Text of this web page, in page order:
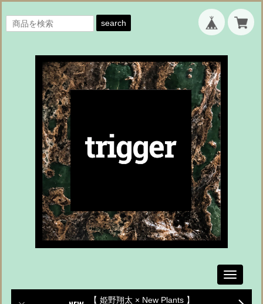
search
Toggle
【 姫野翔太 × New Plants 】